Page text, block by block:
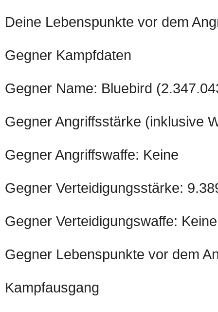
Deine Lebenspunkte vor dem
Gegner Kampfdaten
Gegner Name: Bluebird
Gegner Angriffsstärke (inklusive
Gegner Angriffswaffe: Keine
Gegner Verteidigungsstärke:
Gegner Verteidigungswaffe: Keine
Gegner Lebenspunkte vor dem
Kampfausgang